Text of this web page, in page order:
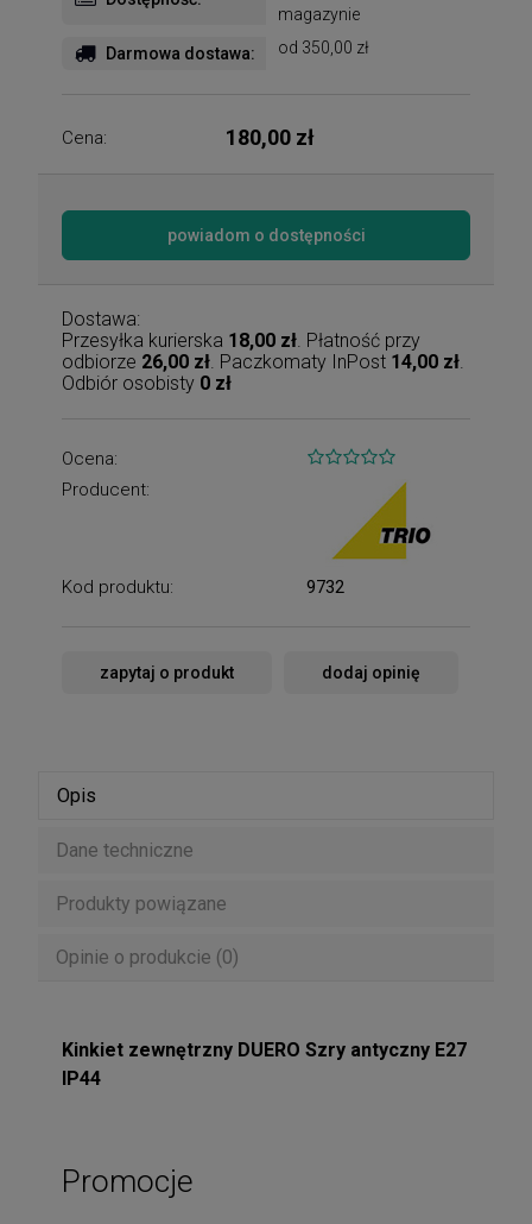
magazynie
Darmowa dostawa: od 350,00 zł
Cena: 180,00 zł
powiadom o dostępności
Dostawa:
Przesyłka kurierska 18,00 zł . Płatność przy
odbiorze 26,00 zł . Paczkomaty InPost 14,00 zł
Odbiór osobisty 0 zł
Ocena:
Producent:
Kod produktu: 9732
zapytaj o produkt dodaj opinię
Opis
Dane techniczne
Produkty powiązane
Opinie o produkcie (0)
Kinkiet zewnętrzny DUERO Szry antyczny E27
IP44
Promocje